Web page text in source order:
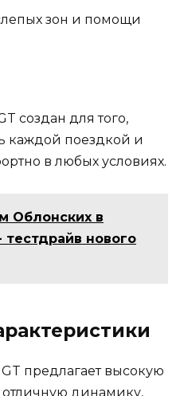
зон и помощи
создан для того,
каждой поездкой и
в любых условиях.
Облонских в
нового
предлагает высокую
отличную динамику,